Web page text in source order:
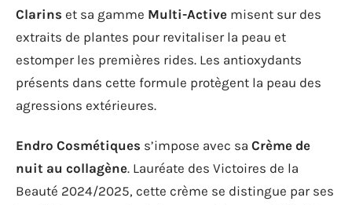
Clarins et sa gamme Multi-Active misent sur des
extraits de plantes pour revitaliser la peau et
estomper les premières rides. Les antioxydants
présents dans cette formule protègent la peau des
agressions extérieures.
Endro Cosmétiques s’impose avec sa Crème de
nuit au collagène. Lauréate des Victoires de la
Beauté 2024/2025, cette crème se distingue par ses